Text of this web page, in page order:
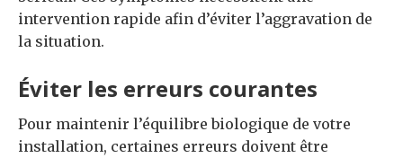
intervention rapide afin d’éviter l’aggravation de
la situation.
Éviter les erreurs courantes
Pour maintenir l’équilibre biologique de votre
installation, certaines erreurs doivent être